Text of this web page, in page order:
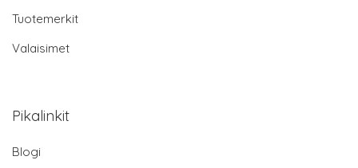
Tuotemerkit
Valaisimet
Pikalinkit
Blogi